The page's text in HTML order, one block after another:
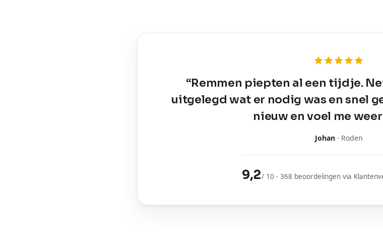
“Remmen piepten al een tijdje.
uitgelegd wat er nodig was en snel
nieuw en voel me
Johan· Roden
9,2/ 10 · 368 beoordelingen via